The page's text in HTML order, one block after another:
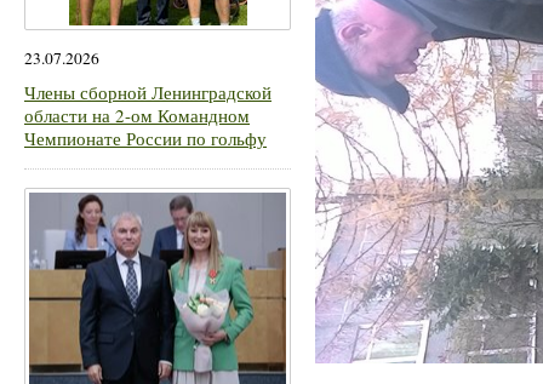
23.07.2026
Члены сборной Ленинградской
области на 2-ом Командном
Чемпионате России по гольфу